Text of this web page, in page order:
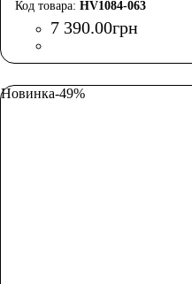
HV1084-063
7 390.00грн
Новинка-49%